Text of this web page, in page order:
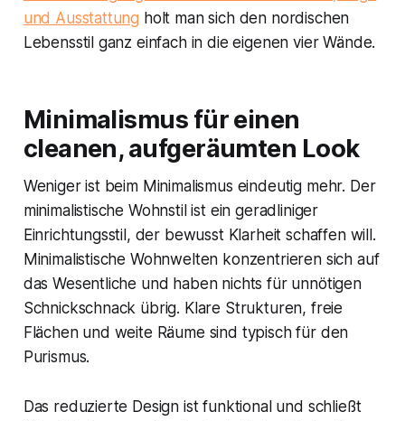
und Ausstattung holt man sich den nordischen
Lebensstil ganz einfach in die eigenen vier Wände.
Minimalismus für einen
cleanen, aufgeräumten Look
Weniger ist beim Minimalismus eindeutig mehr. Der
minimalistische Wohnstil ist ein geradliniger
Einrichtungsstil, der bewusst Klarheit schaffen will.
Minimalistische Wohnwelten konzentrieren sich auf
das Wesentliche und haben nichts für unnötigen
Schnickschnack übrig. Klare Strukturen, freie
Flächen und weite Räume sind typisch für den
Purismus.
Das reduzierte Design ist funktional und schließt